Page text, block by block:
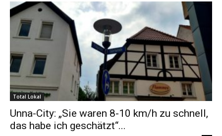
Total Lokal
Unna-City: „Sie waren 8-10 km/h zu schnell,
das habe ich geschätzt“...